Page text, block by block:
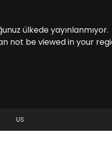
ülkede yayınlanmıyor.
not be viewed in your
US